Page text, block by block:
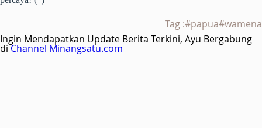
Tag :#papua#wamena
Ingin Mendapatkan Update Berita Terkini, Ayu Bergabung
diChannel Minangsatu.com